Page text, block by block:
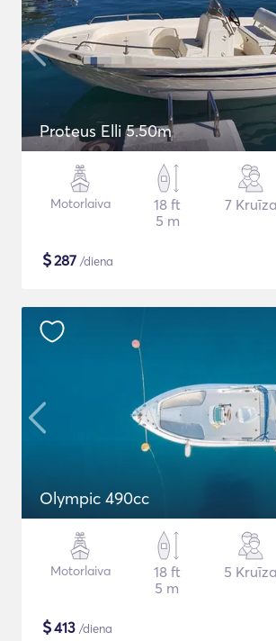
Proteus Elli 5.50m
Motorlaiva
18 ft
5 m
7 Kruīza
$287 /diena
Olympic 490cc
Motorlaiva
18 ft
5 m
5 Kruīza
$413 /diena